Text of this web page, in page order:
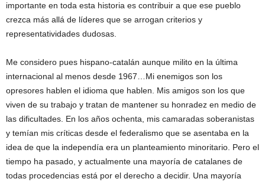
importante en toda esta historia es contribuir a que ese pueblo
crezca más allá de líderes que se arrogan criterios y
representatividades dudosas.
Me considero pues hispano-catalán aunque milito en la última
internacional al menos desde 1967…Mi enemigos son los
opresores hablen el idioma que hablen. Mis amigos son los que
viven de su trabajo y tratan de mantener su honradez en medio de
las dificultades. En los años ochenta, mis camaradas soberanistas
y temían mis críticas desde el federalismo que se asentaba en la
idea de que la independía era un planteamiento minoritario. Pero el
tiempo ha pasado, y actualmente una mayoría de catalanes de
todas procedencias está por el derecho a decidir. Una mayoría